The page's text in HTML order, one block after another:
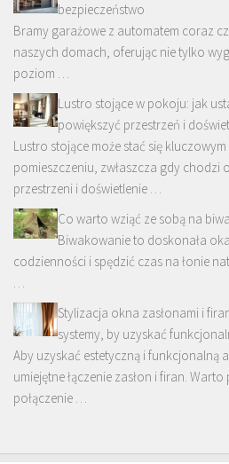
bezpieczeństwo
Bramy garażowe z automatem coraz
naszych domach, oferując nie tylko
poziom …
Lustro stojące w pokoju: jak
powiększyć przestrzeń i
Lustro stojące może stać się
pomieszczeniu, zwłaszcza gdy chodzi
przestrzeni i doświetlenie …
Co warto wziąć ze sobą na
Biwakowanie to doskonała
codzienności i spędzić czas na łonie
…
Stylizacja okna zasłonami i
systemy, by uzyskać
Aby uzyskać estetyczną i funkcjonalną
umiejętne łączenie zasłon i firan.
połączenie …